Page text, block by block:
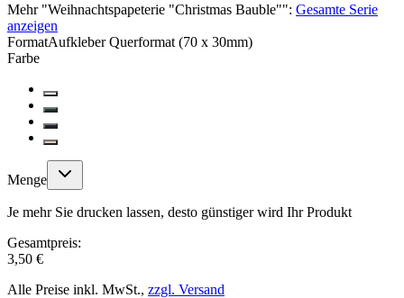
Mehr"Weihnachtspapeterie "Christmas Bauble"": Gesamte Serie
anzeigen
FormatAufkleber Querformat (70 x 30mm)
Farbe
Menge
Je mehr Sie drucken lassen, desto günstiger wird Ihr Produkt
Gesamtpreis:
3,50 €
Alle Preise inkl. MwSt., zzgl. Versand